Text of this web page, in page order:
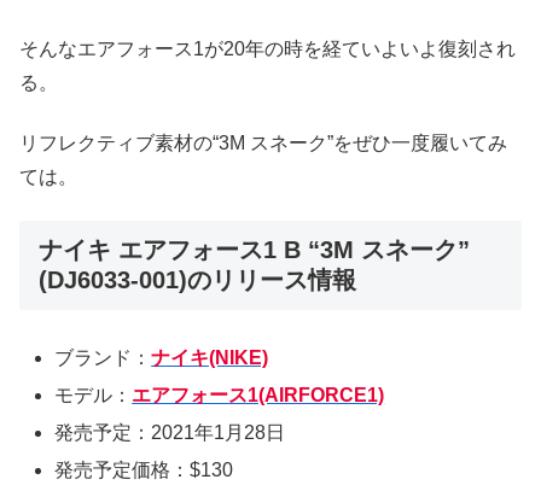
そんなエアフォース1が20年の時を経ていよいよ復刻され
る。
リフレクティブ素材の“3M スネーク”をぜひ一度履いてみ
ては。
ナイキ エアフォース1 B “3M スネーク”
(DJ6033-001)のリリース情報
ブランド：ナイキ(NIKE)
モデル： エアフォース1(AIRFORCE1)
発売予定：2021年1月28日
発売予定価格：$130